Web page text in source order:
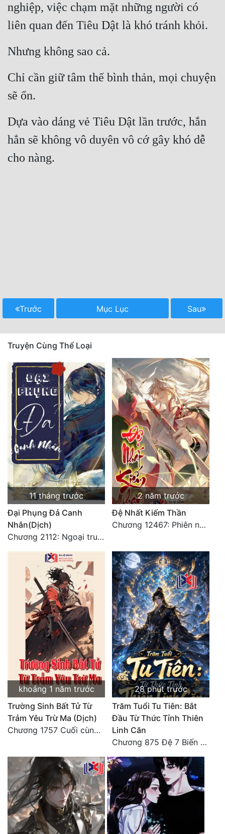
nghiệp, việc chạm mặt những người có
liên quan đến Tiêu Dật là khó tránh khỏi.
Nhưng không sao cả.
Chỉ cần giữ tâm thế bình thản, mọi chuyện
sẽ ổn.
Dựa vào dáng vẻ Tiêu Dật lần trước, hắn
hẳn sẽ không vô duyên vô cớ gây khó dễ
cho nàng.
Trước Mục Lục Sau
Truyện Cùng Thể Loại
11 tháng trước
Đại Phụng Đả Canh
Nhân(Dịch)
Chương 2112: Ngoại truyện 3 - Tiệc mừng công
2 năm trước
Đệ Nhất Kiếm Thần
Chương 12467: Phiên ngoại 20: Sinh nhật vui vẻ - Hoàn
khoảng 1 năm trước
Trường Sinh Bất Tử Từ
Trảm Yêu Trừ Ma (Dịch)
Chương 1757 Cuối cùng được bình tĩnh (hết)
28 phút trước
Trăm Tuổi Tu Tiên: Bắt
Đầu Từ Thức Tỉnh Thiên
Linh Căn
Chương 875 Đệ 7 Biến Thánh Long Biến!